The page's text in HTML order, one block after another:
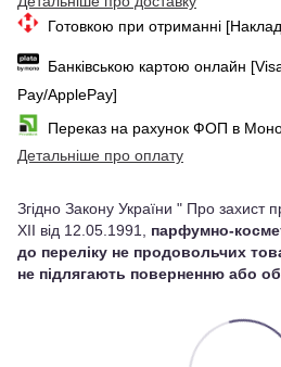
Готовкою при отриманні
Банківською картою онлайн
Pay/ApplePay]
Переказ на рахунок ФОП в
Детальніше про оплату
Згідно Закону України " Про захист
XII від 12.05.1991, парфумно-
до переліку не продовольчих
не підлягають поверненню або